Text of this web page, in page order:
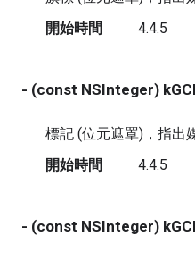
開始時間
4.4.5
- (const NSInteger)
標記 (位元遮罩)，指出
開始時間
4.4.5
- (const NSInteger)